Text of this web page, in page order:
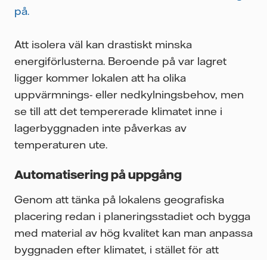
på.
Att isolera väl kan drastiskt minska
energiförlusterna. Beroende på var lagret
ligger kommer lokalen att ha olika
uppvärmnings- eller nedkylningsbehov, men
se till att det tempererade klimatet inne i
lagerbyggnaden inte påverkas av
temperaturen ute.
Automatisering på uppgång
Genom att tänka på lokalens geografiska
placering redan i planeringsstadiet och bygga
med material av hög kvalitet kan man anpassa
byggnaden efter klimatet, i stället för att